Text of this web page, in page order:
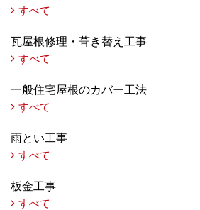
すべて
瓦屋根修理・葺き替え工事
すべて
一般住宅屋根のカバー工法
すべて
雨とい工事
すべて
板金工事
すべて